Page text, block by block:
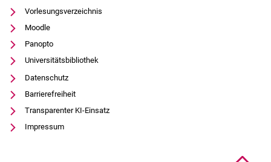
Vorlesungsverzeichnis
Moodle
Panopto
Universitätsbibliothek
Datenschutz
Barrierefreiheit
Transparenter KI-Einsatz
Impressum